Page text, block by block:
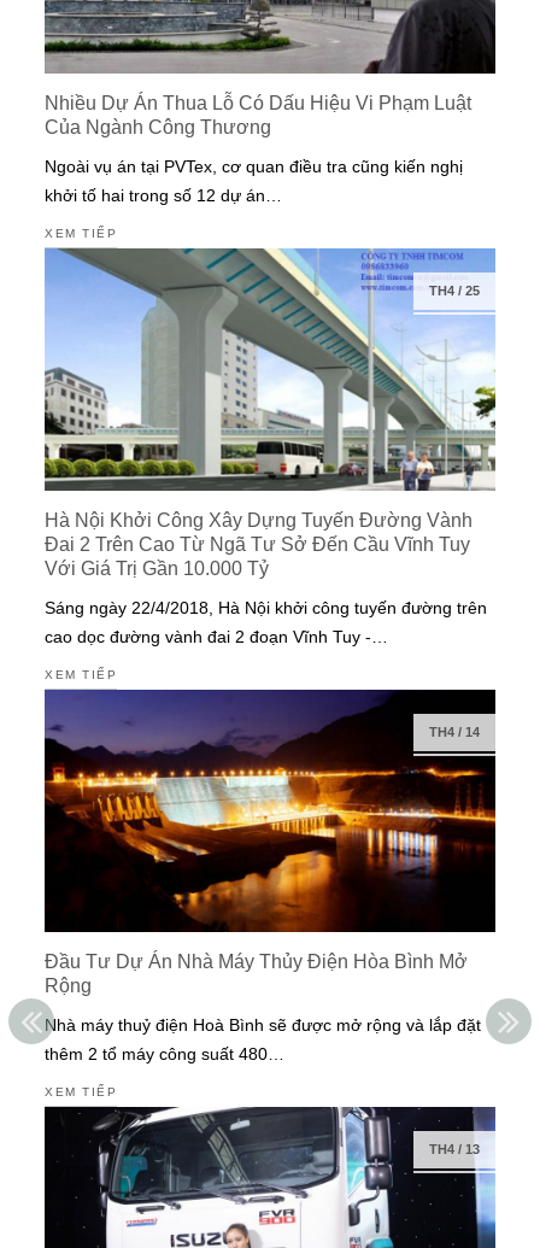
Nhiều Dự Án Thua Lỗ Có Dấu Hiệu Vi Phạm Luật
Của Ngành Công Thương
Ngoài vụ án tại PVTex, cơ quan điều tra cũng kiến nghị
khởi tố hai trong số 12 dự án…
XEM TIẾP
TH4/ 25
Hà Nội Khởi Công Xây Dựng Tuyến Đường Vành
Đai 2 Trên Cao Từ Ngã Tư Sở Đến Cầu Vĩnh Tuy
Với Giá Trị Gần 10.000 Tỷ
Sáng ngày 22/4/2018, Hà Nội khởi công tuyến đường trên
cao dọc đường vành đai 2 đoạn Vĩnh Tuy -…
XEM TIẾP
TH4/ 14
Đầu Tư Dự Án Nhà Máy Thủy Điện Hòa Bình Mở
Rộng
Nhà máy thuỷ điện Hoà Bình sẽ được mở rộng và lắp đặt
thêm 2 tổ máy công suất 480…
XEM TIẾP
TH4/ 13